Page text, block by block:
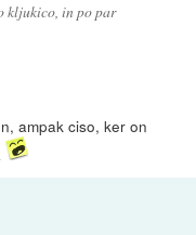
kljukico, in po par
ampak ciso, ker on